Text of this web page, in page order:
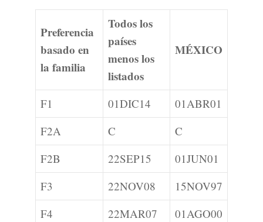
Preferencia
basado en
la familia
Todos los
países
menos los
listados
MÉXICO
F1 01DIC14
01ABR01
F2A
C
C
F2B
22SEP15
01JUN01
F3
22NOV08
15NOV97
F4
22MAR07 01AGO00